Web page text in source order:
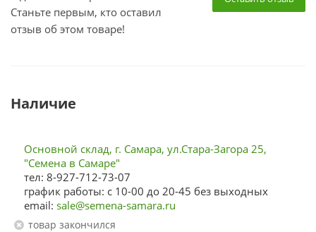
Станьте первым, кто оставил
отзыв об этом товаре!
Наличие
Основной склад, г. Самара, ул.Стара-Загора 25,
"Семена в Самаре"
тел: 8-927-712-73-07
график работы: с 10-00 до 20-45 без выходных
email: sale@semena-samara.ru
Товар закончился